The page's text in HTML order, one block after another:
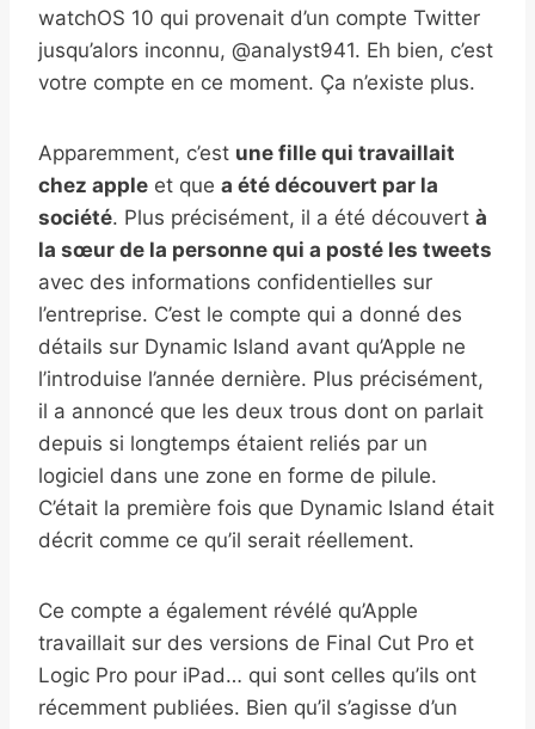
watchOS 10 qui provenait d’un compte Twitter
jusqu’alors inconnu, @analyst941. Eh bien, c’est
votre compte en ce moment. Ça n’existe plus.
Apparemment, c’est une fille qui travaillait
chez apple et que a été découvert par la
société. Plus précisément, il a été découvert à
la sœur de la personne qui a posté les tweets
avec des informations confidentielles sur
l’entreprise. C’est le compte qui a donné des
détails sur Dynamic Island avant qu’Apple ne
l’introduise l’année dernière. Plus précisément,
il a annoncé que les deux trous dont on parlait
depuis si longtemps étaient reliés par un
logiciel dans une zone en forme de pilule.
C’était la première fois que Dynamic Island était
décrit comme ce qu’il serait réellement.
Ce compte a également révélé qu’Apple
travaillait sur des versions de Final Cut Pro et
Logic Pro pour iPad… qui sont celles qu’ils ont
récemment publiées. Bien qu’il s’agisse d’un